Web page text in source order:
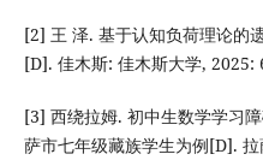
[2] 王 泽. 基于认知负荷理论的
[D]. 佳木斯: 佳木斯大学, 2025:
[3] 西绕拉姆. 初中生数学学习
萨市七年级藏族学生为例[D].